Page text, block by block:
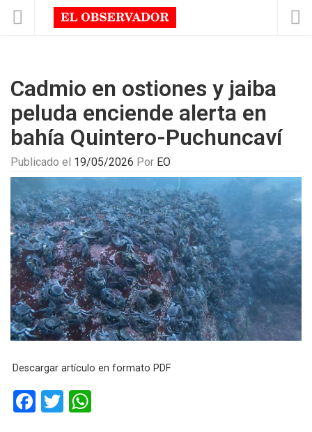
Cadmio en ostiones y jaiba
peluda enciende alerta en
bahía Quintero-Puchuncaví
Publicado el 19/05/2026 Por EO
Descargar artículo en formato PDF
F
T